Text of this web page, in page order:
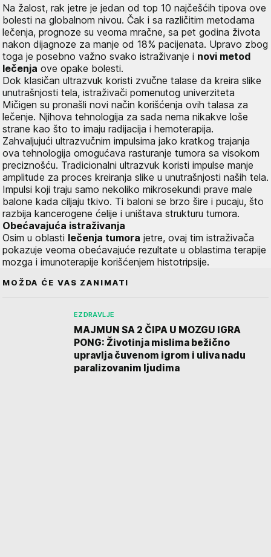
Na žalost, rak jetre je jedan od top 10 najčešćih tipova ove
bolesti na globalnom nivou. Čak i sa različitim metodama
lečenja, prognoze su veoma mračne, sa pet godina života
nakon dijagnoze za manje od 18% pacijenata. Upravo zbog
toga je posebno važno svako istraživanje i novi metod
lečenja ove opake bolesti.
Dok klasičan ultrazvuk koristi zvučne talase da kreira slike
unutrašnjosti tela, istraživači pomenutog univerziteta
Mičigen su pronašli novi način korišćenja ovih talasa za
lečenje. Njihova tehnologija za sada nema nikakve loše
strane kao što to imaju radijacija i hemoterapija.
Zahvaljujući ultrazvučnim impulsima jako kratkog trajanja
ova tehnologija omogućava rasturanje tumora sa visokom
preciznošću. Tradicionalni ultrazvuk koristi impulse manje
amplitude za proces kreiranja slike u unutrašnjosti naših tela.
Impulsi koji traju samo nekoliko mikrosekundi prave male
balone kada ciljaju tkivo. Ti baloni se brzo šire i pucaju, što
razbija kancerogene ćelije i uništava strukturu tumora.
Obećavajuća istraživanja
Osim u oblasti lečenja tumora jetre, ovaj tim istraživača
pokazuje veoma obećavajuće rezultate u oblastima terapije
mozga i imunoterapije korišćenjem histotripsije.
MOŽDA ĆE VAS ZANIMATI
EZDRAVLJE
MAJMUN SA 2 ČIPA U MOZGU IGRA
PONG: Životinja mislima bežično
upravlja čuvenom igrom i uliva nadu
paralizovanim ljudima